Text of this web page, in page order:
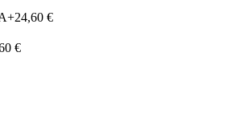
+24,60 €
€